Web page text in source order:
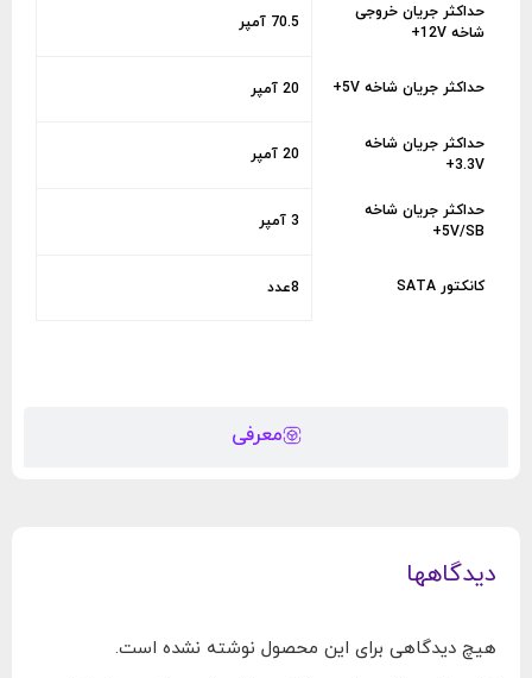
معرفی
حداکثر جریان خروجی
شاخه 12V+
70.5 آمپر
حداکثر جریان شاخه 5V+ 20 آمپر
حداکثر جریان شاخه
3.3V+
20 آمپر
حداکثر جریان شاخه
5V/SB+
3 آمپر
کانکتور SATA 8عدد
دیدگاهها
هیچ دیدگاهی برای این محصول نوشته نشده است.